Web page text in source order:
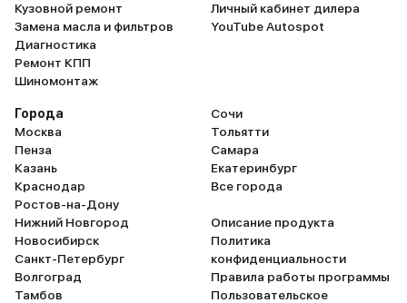
Кузовной ремонт
Замена масла и фильтров
Диагностика
Ремонт КПП
Шиномонтаж
Личный кабинет дилера
YouTube Autospot
Города
Москва
Пенза
Казань
Краснодар
Ростов-на-Дону
Нижний Новгород
Новосибирск
Санкт-Петербург
Волгоград
Тамбов
Сочи
Тольятти
Самара
Екатеринбург
Все города
Описание продукта
Политика
конфиденциальности
Правила работы программы
Пользовательское